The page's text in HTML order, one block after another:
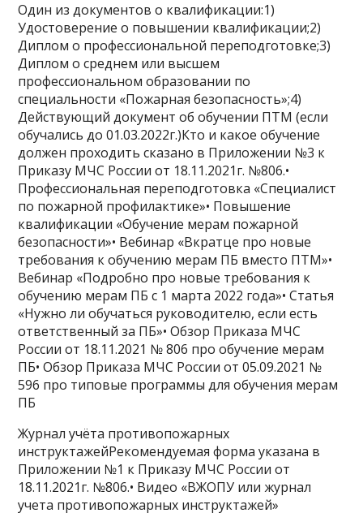
Один из документов о квалификации:1)
Удостоверение о повышении квалификации;2)
Диплом о профессиональной переподготовке;3)
Диплом о среднем или высшем
профессиональном образовании по
специальности «Пожарная безопасность»;4)
Действующий документ об обучении ПТМ (если
обучались до 01.03.2022г.)Кто и какое обучение
должен проходить сказано в Приложении №3 к
Приказу МЧС России от 18.11.2021г. №806.•
Профессиональная переподготовка «Специалист
по пожарной профилактике»• Повышение
квалификации «Обучение мерам пожарной
безопасности»• Вебинар «Вкратце про новые
требования к обучению мерам ПБ вместо ПТМ»•
Вебинар «Подробно про новые требования к
обучению мерам ПБ с 1 марта 2022 года»• Статья
«Нужно ли обучаться руководителю, если есть
ответственный за ПБ»• Обзор Приказа МЧС
России от 18.11.2021 № 806 про обучение мерам
ПБ• Обзор Приказа МЧС России от 05.09.2021 №
596 про типовые программы для обучения мерам
ПБ
Журнал учёта противопожарных
инструктажейРекомендуемая форма указана в
Приложении №1 к Приказу МЧС России от
18.11.2021г. №806.• Видео «ВЖОПУ или журнал
учета противопожарных инструктажей»